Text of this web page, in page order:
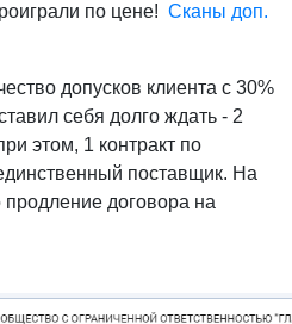
по цене! Сканы доп.
допусков клиента с 30%
себя долго ждать - 2
этом, 1 контракт по
поставщик. На
продление договора на